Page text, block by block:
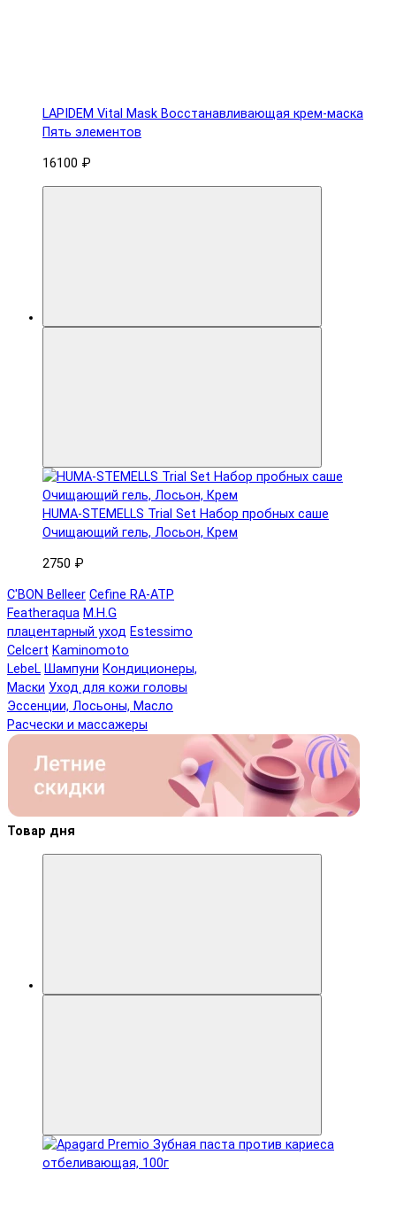
LAPIDEM Vital Mask Восстанавливающая крем-маска
Пять элементов
16100 ₽
HUMA-STEMELLS Trial Set Набор пробных саше
Очищающий гель, Лосьон, Крем
2750 ₽
C'BON Belleer Cefine RA-ATP
Featheraqua M.H.G
плацентарный уход Estessimo
Celcert Kaminomoto
LebeL Шампуни Кондиционеры,
Маски Уход для кожи головы
Эссенции, Лосьоны, Масло
Расчески и массажеры
Товар дня